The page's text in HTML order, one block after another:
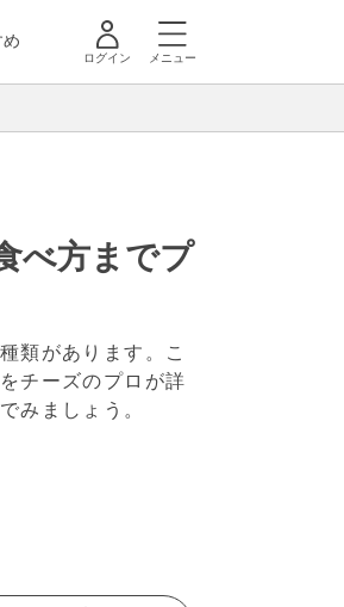
ログイン メニュー
べ方までプ
類があります。こ
チーズのプロが詳
みましょう。